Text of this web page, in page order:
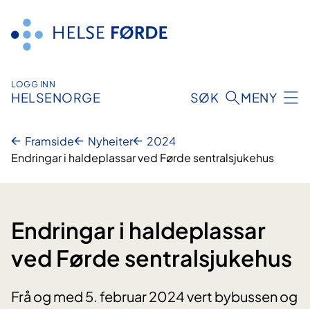
innhald
LOGG INN
HELSENORGE SØK MENY
Framside Nyheiter
2024
Endringar i haldeplassar ved Førde sentralsjukehus
Endringar i haldeplassar
ved Førde sentralsjukehus
Frå og med 5. februar 2024 vert bybussen og